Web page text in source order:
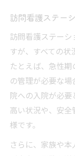
訪問看護ステー
訪問看護ステー
すが、すべての状
たとえば、急性
の管理が必要な
院への入院が必
高い状況や、安
様です。
さらに、家族や